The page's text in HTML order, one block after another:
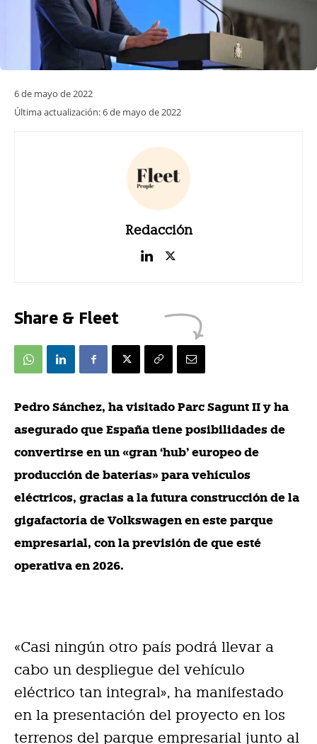
6 de mayo de 2022
Última actualización:6 de mayo de 2022
Redacción
Share & Fleet
Pedro Sánchez, ha visitado Parc Sagunt II y ha
asegurado que España tiene posibilidades de
convertirse en un «gran ‘hub’ europeo de
producción de baterías» para vehículos
eléctricos, gracias a la futura construcción de la
gigafactoría de Volkswagen en este parque
empresarial, con la previsión de que esté
operativa en 2026.
«Casi ningún otro país podrá llevar a
cabo un despliegue del vehículo
eléctrico tan integral», ha manifestado
en la presentación del proyecto en los
terrenos del parque empresarial junto al